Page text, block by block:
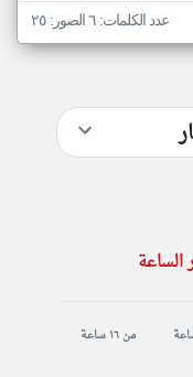
عدد الكلمات: ٦ الصور: ٢٥
الساعة
من ١٦ ساعة